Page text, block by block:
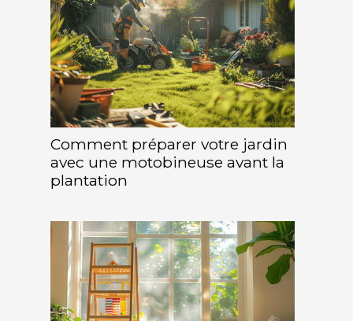
Comment préparer votre jardin
avec une motobineuse avant la
plantation